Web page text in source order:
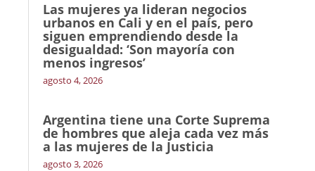
Las mujeres ya lideran negocios
urbanos en Cali y en el país, pero
siguen emprendiendo desde la
desigualdad: ‘Son mayoría con
menos ingresos’
agosto 4, 2026
Argentina tiene una Corte Suprema
de hombres que aleja cada vez más
a las mujeres de la Justicia
agosto 3, 2026